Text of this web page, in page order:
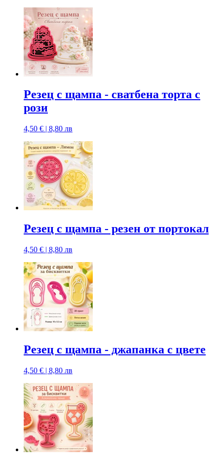
Резец с щампa - сватбена торта с
рози
4,50 € | 8,80 лв
Резец с щампa - резен от портокал
4,50 € | 8,80 лв
Резец с щампa - джапанка с цвете
4,50 € | 8,80 лв